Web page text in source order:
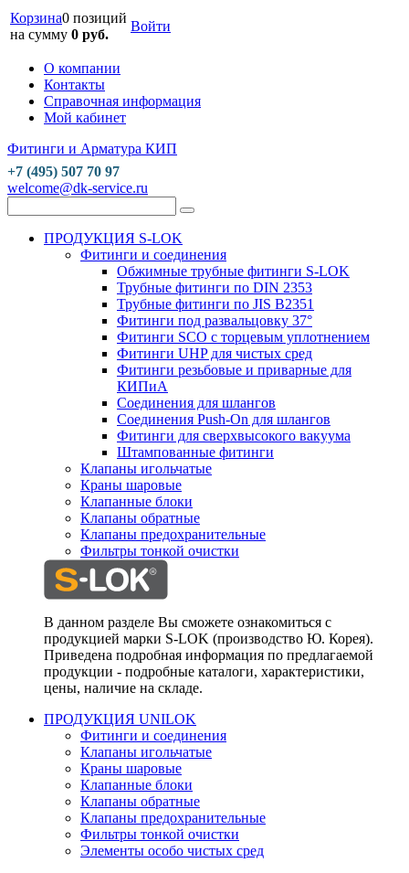
Корзина0 позиций
на сумму 0 руб.
Войти
О компании
Контакты
Справочная информация
Мой кабинет
Фитинги и Арматура КИП
+7 (495) 507 70 97
welcome@dk-service.ru
ПРОДУКЦИЯ S-LOK
Фитинги и соединения
Обжимные трубные фитинги S-LOK
Трубные фитинги по DIN 2353
Трубные фитинги по JIS B2351
Фитинги под развальцовку 37°
Фитинги SCO с торцевым уплотнением
Фитинги UHP для чистых сред
Фитинги резьбовые и приварные для
КИПиА
Соединения для шлангов
Соединения Push-On для шлангов
Фитинги для сверхвысокого вакуума
Штампованные фитинги
Клапаны игольчатые
Краны шаровые
Клапанные блоки
Клапаны обратные
Клапаны предохранительные
Фильтры тонкой очистки
В данном разделе Вы сможете ознакомиться с
продукцией марки S-LOK (производство Ю. Корея).
Приведена подробная информация по предлагаемой
продукции - подробные каталоги, характеристики,
цены, наличие на складе.
ПРОДУКЦИЯ UNILOK
Фитинги и соединения
Клапаны игольчатые
Краны шаровые
Клапанные блоки
Клапаны обратные
Клапаны предохранительные
Фильтры тонкой очистки
Элементы особо чистых сред